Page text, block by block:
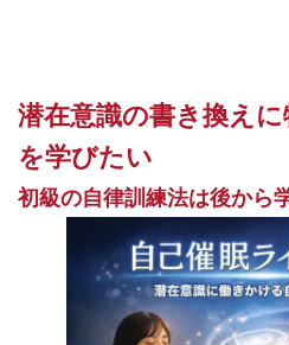
潜在意識の書き換え
を学びたい
初級の自律訓練法は後から